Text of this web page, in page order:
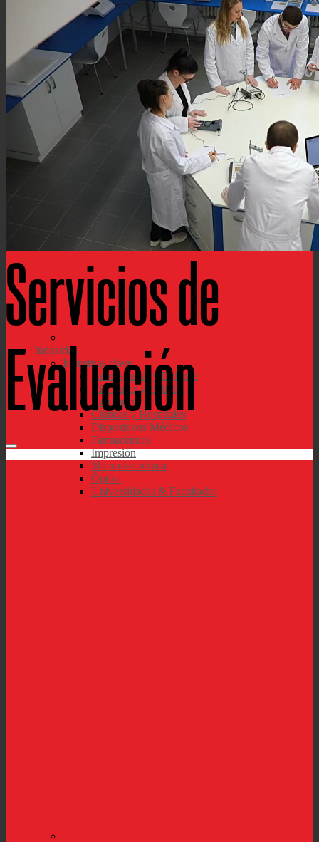
Industrias
Industrias clave
Aeroespacial y Defensa
Alimentos y Bebidas
Automotriz
Clinicas y Hospitales
Dispositivos Médicos
Farmacéutica
Impresión
Microelectrónica
Óptica
Universidades & Facultades
Servicios de
Evaluación